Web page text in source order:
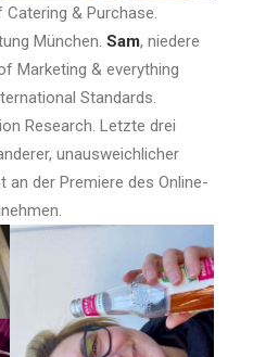
Catering & Purchase.
München. Sam, niedere
Marketing & everything
Standards.
Research. Letzte drei
unausweichlicher
der Premiere des Online-